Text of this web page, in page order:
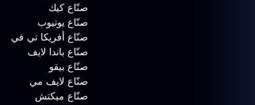
صنّاع كيك
صنّاع يوتيوب
صنّاع أفريكا تي في
صنّاع باندا لايف
صنّاع بيقو
صنّاع لايف مي
صنّاع ميكتش